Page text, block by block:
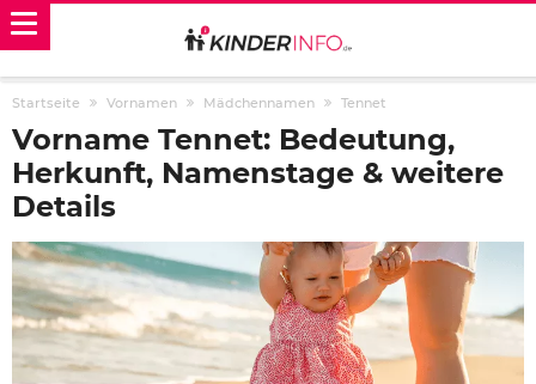
Startseite Vornamen Mädchennamen Tennet
Vorname Tennet: Bedeutung,
Herkunft, Namenstage & weitere
Details